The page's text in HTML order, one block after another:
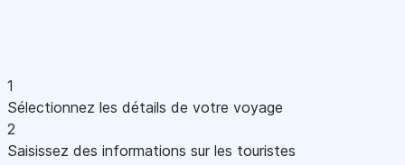
1
Sélectionnez les détails de votre voyage
2
Saisissez des informations sur les touristes